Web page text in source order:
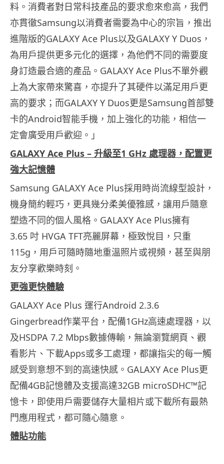
料。 消費者對日常科技產品的要求愈來愈高，我們
亦貫徹Samsung以消費者需要為中心的宗旨，推出
進階版的GALAXY Ace Plus以及GALAXY Y Duos，
為用戶提供更多元化的選擇， 為他們不同的需要度
身訂造最合適的產品。GALAXY Ace Plus不單外觀
上為大家帶來驚喜， 亦提升了其硬件以滿足用戶更
高的要求；而GALAXY Y Duos更是Samsung首部雙
卡的Android智能手機， 加上強化的功能，相信一
定會廣受用戶歡迎。」
GALAXY Ace Plus – 升級至1 GHz 處理器， 配置更
強大記憶體
Samsung GALAXY Ace Plus採用時尚流線型設計，
機身簡約輕巧， 更具幾分柔美優雅感，讓用戶隨意
塑造不同的個人風格。GALAXY Ace Plus擁有
3.65 吋 HVGA TFT亮麗屏幕，極致悅目，只重
115g， 用戶可隨時隨地重溫照片或視頻，甚至與朋
友分享歡樂時刻。
更強更快體驗
GALAXY Ace Plus 運行Android 2.3.6
Gingerbread作業平台，配備1GHz高速處理器，以
及HSDPA 7.2 Mbps數據傳輸，無論瀏覽網頁、觀
看影片、下載Apps或多工處理，都讓指尖的每一觸
感受到意想不到的高速快感。GALAXY Ace Plus更
配備4GB記憶體及支援高達32GB microSDHC™記
憶卡， 即使用戶需要儲存大量相片或下載所有最熱
門應用程式， 都可隨心隨意。
體貼功能